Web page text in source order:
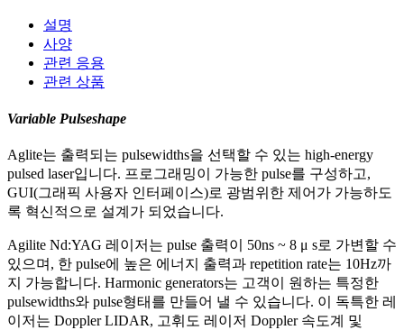
설명
사양
관련 응용
관련 상품
Variable Pulseshape
Aglite는 출력되는 pulsewidths을 선택할 수 있는 high-energy
pulsed laser입니다. 프로그래밍이 가능한 pulse를 구성하고,
GUI(그래픽 사용자 인터페이스)로 광범위한 제어가 가능하도
록 혁신적으로 설계가 되었습니다.
Agilite Nd:YAG 레이저는 pulse 출력이 50ns ~ 8 μ s로 가변할 수
있으며, 한 pulse에 높은 에너지 출력과 repetition rate는 10Hz까
지 가능합니다. Harmonic generators는 고객이 원하는 특정한
pulsewidths와 pulse형태를 만들어 낼 수 있습니다. 이 독특한 레
이저는 Doppler LIDAR, 고휘도 레이저 Doppler 속도계 및